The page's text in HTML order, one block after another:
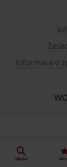
Hledat
Informace o